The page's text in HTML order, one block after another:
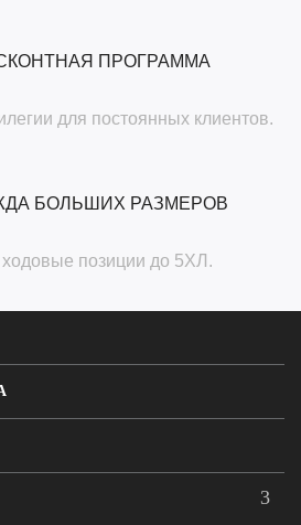
ПРОГРАММА
для постоянных клиентов.
БОЛЬШИХ РАЗМЕРОВ
позиции до 5ХЛ.